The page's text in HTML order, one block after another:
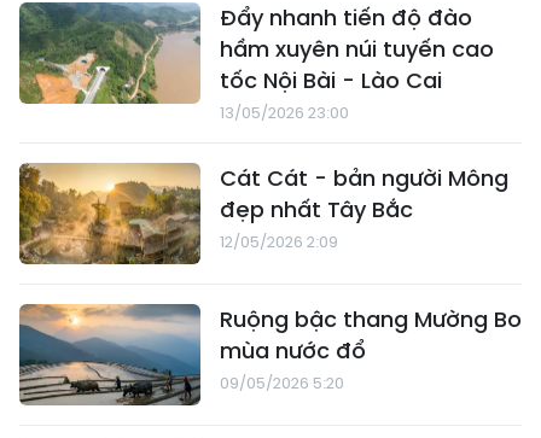
Đẩy nhanh tiến độ đào
hầm xuyên núi tuyến cao
tốc Nội Bài - Lào Cai
13/05/2026 23:00
Cát Cát - bản người Mông
đẹp nhất Tây Bắc
12/05/2026 2:09
Ruộng bậc thang Mường Bo
mùa nước đổ
09/05/2026 5:20